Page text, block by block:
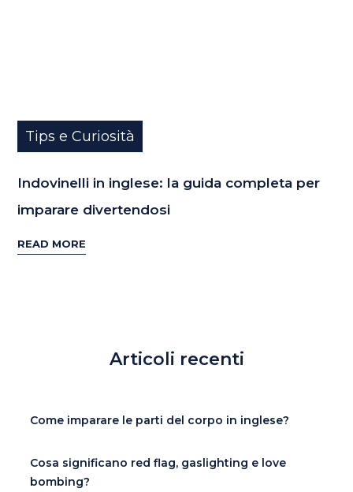
Tips e Curiosità
Indovinelli in inglese: la guida completa per
imparare divertendosi
READ MORE
Articoli recenti
Come imparare le parti del corpo in inglese?
Cosa significano red flag, gaslighting e love
bombing?